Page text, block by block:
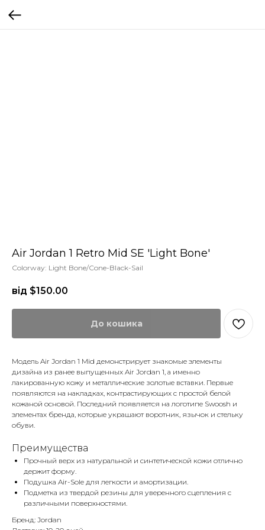
Air Jordan 1 Retro Mid SE 'Light Bone'
Colorway: Light Bone/Cone-Black-Sail
від $150.00
До кошика
Модель Air Jordan 1 Mid демонстрирует знакомые элементы
дизайна из ранее выпущенных Air Jordan 1, а именно
лакированную кожу и металлические золотые вставки. Первые
появляются на накладках, контрастирующих с простой белой
кожаной основой. Последний появляется на логотипе Swoosh и
элементах бренда, которые украшают воротник, язычок и стельку
обуви.
Преимущества
Прочный верх из натуральной и синтетической кожи отлично
держит форму.
Подушка Air-Sole для легкости и амортизации.
Подметка из твердой резины для уверенного сцепления с
различными поверхностями.
Бренд: Jordan